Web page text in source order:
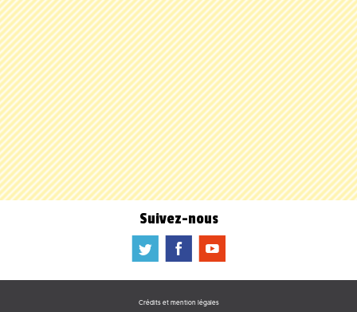
Suivez-nous
a b f
Crédits et mention légales